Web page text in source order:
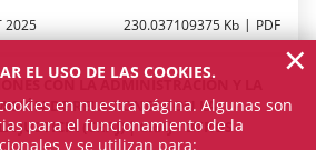
2025 230.037109375 Kb PDF
CON LA ADMINISTRACIÓN Y LA
DE RELACIONES CON LA
JUSTICIA (CRAJ) | CRAJ - OTROS
EL USO DE LAS COOKIES.
en nuestra página. Algunas son
para el funcionamiento de la
y se utilizan para:
×